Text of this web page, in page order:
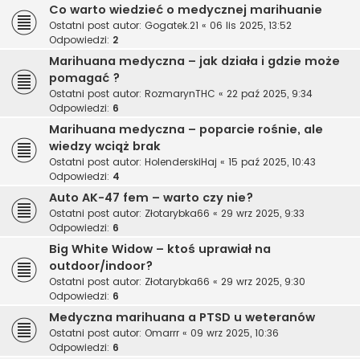
Co warto wiedzieć o medycznej marihuanie
Ostatni post autor: Gogatek.21 « 06 lis 2025, 13:52
Odpowiedzi: 2
Marihuana medyczna – jak działa i gdzie może
pomagać ?
Ostatni post autor: RozmarynTHC « 22 paź 2025, 9:34
Odpowiedzi: 6
Marihuana medyczna – poparcie rośnie, ale
wiedzy wciąż brak
Ostatni post autor: HolenderskiHaj « 15 paź 2025, 10:43
Odpowiedzi: 4
Auto AK-47 fem – warto czy nie?
Ostatni post autor: Złotarybka66 « 29 wrz 2025, 9:33
Odpowiedzi: 6
Big White Widow – ktoś uprawiał na
outdoor/indoor?
Ostatni post autor: Złotarybka66 « 29 wrz 2025, 9:30
Odpowiedzi: 6
Medyczna marihuana a PTSD u weteranów
Ostatni post autor: Omarrr « 09 wrz 2025, 10:36
Odpowiedzi: 6